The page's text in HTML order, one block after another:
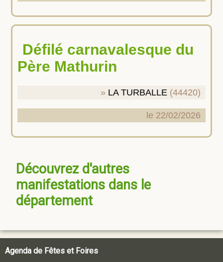
Défilé carnavalesque du
Père Mathurin
LA TURBALLE (44420)
le 22/02/2026
Découvrez d'autres
manifestations dans le
département
Agenda de Fêtes et Foires